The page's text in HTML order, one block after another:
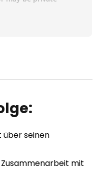
seinen
mit